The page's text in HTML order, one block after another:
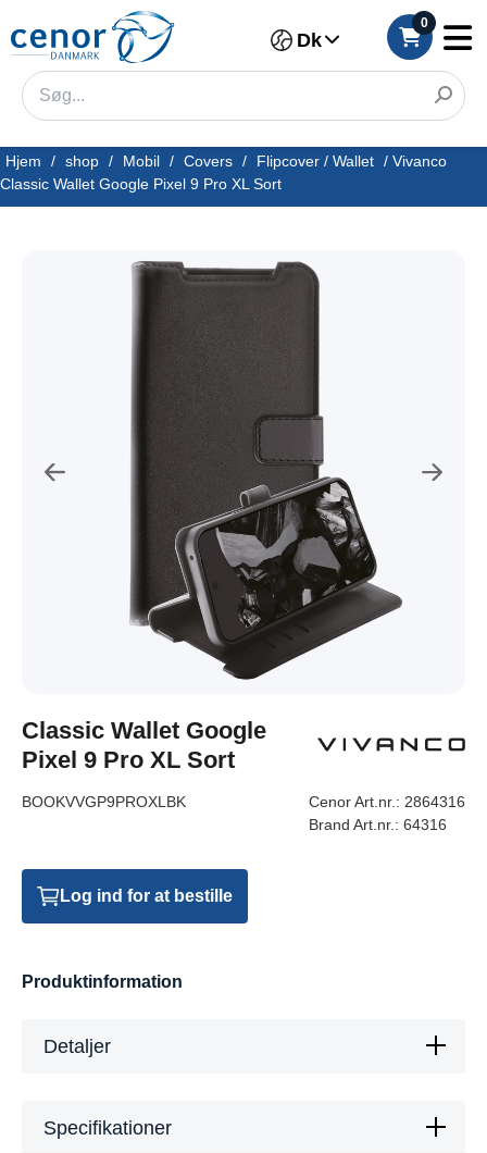
Dk
0
Hjem / shop / Mobil / Covers / Flipcover / Wallet / Vivanco
Classic Wallet Google Pixel 9 Pro XL Sort
Classic Wallet Google
Pixel 9 Pro XL Sort
BOOKVVGP9PROXLBK Cenor Art.nr.: 2864316
Brand Art.nr.: 64316
Log ind for at bestille
Produktinformation
Detaljer
Specifikationer